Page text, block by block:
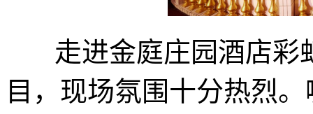
走进金庭庄园酒店彩
目，现场氛围十分热烈